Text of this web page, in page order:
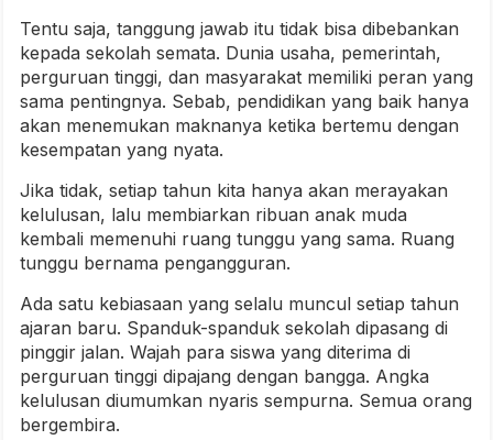
Tentu saja, tanggung jawab itu tidak bisa dibebankan
kepada sekolah semata. Dunia usaha, pemerintah,
perguruan tinggi, dan masyarakat memiliki peran yang
sama pentingnya. Sebab, pendidikan yang baik hanya
akan menemukan maknanya ketika bertemu dengan
kesempatan yang nyata.
Jika tidak, setiap tahun kita hanya akan merayakan
kelulusan, lalu membiarkan ribuan anak muda
kembali memenuhi ruang tunggu yang sama. Ruang
tunggu bernama pengangguran.
Ada satu kebiasaan yang selalu muncul setiap tahun
ajaran baru. Spanduk-spanduk sekolah dipasang di
pinggir jalan. Wajah para siswa yang diterima di
perguruan tinggi dipajang dengan bangga. Angka
kelulusan diumumkan nyaris sempurna. Semua orang
bergembira.